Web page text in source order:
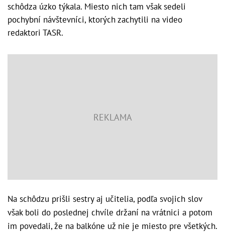
schôdza úzko týkala. Miesto nich tam však sedeli
pochybní návštevníci, ktorých zachytili na video
redaktori TASR.
Na schôdzu prišli sestry aj učitelia, podľa svojich slov
však boli do poslednej chvíle držaní na vrátnici a potom
im povedali, že na balkóne už nie je miesto pre všetkých.